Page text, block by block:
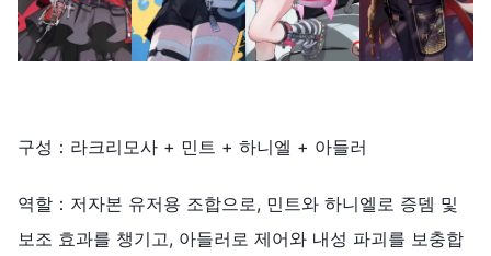
구성：라크리모사 + 민트 + 하니엘 + 아들러
역할：저자본 유저용 조합으로, 민트와 하니엘로 증뎀 및
보조 효과를 챙기고, 아들러로 제어와 내성 파괴를 보충합